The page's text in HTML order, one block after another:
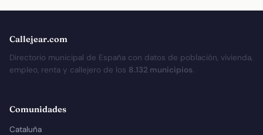
Callejear.com
Directorio municipal de España con datos de población, vivienda,
empleo, renta y callejero de los 8.132 municipios.
Comunidades
Cataluña